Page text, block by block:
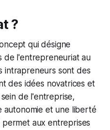
?
qui désigne
de l'entrepreneuriat au
intrapreneurs sont des
des idées novatrices et
de l'entreprise,
autonomie et une liberté
aux entreprises